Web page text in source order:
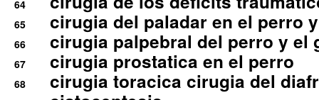
64
65 cirugia del paladar en el perro
66 cirugia palpebral del perro y el
67 cirugia prostatica en el perro
68 cirugia toracica cirugia del